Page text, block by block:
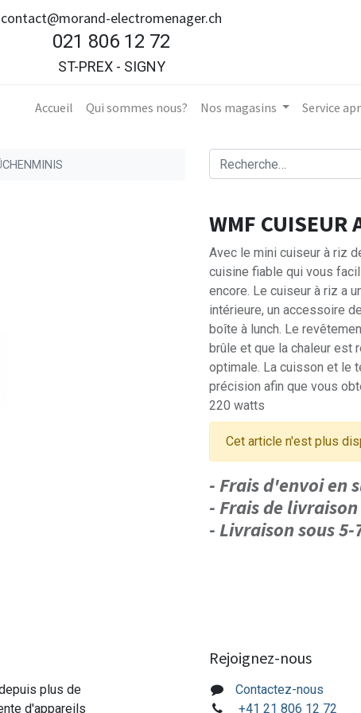
contact@morand-electromenager.ch
021 806 12 72
ST-PREX - SIGNY
Accueil​ Qui sommes nous? Nos magasins Service
WMF CUISEUR
Avec le mini cuiseur à riz
cuisine fiable qui vous
encore. Le cuiseur à riz a
intérieure, un accessoire
boîte à lunch. Le
brûle et que la chaleur est
optimale. La cuisson et le
précision afin que vous
220 watts
Cet article n'est plus
- Frais d'envoi en
- Frais de
- Livraison sous
plus de
d'appareils
Rejoignez-nous
Contactez-nous
+41 21 806 12 72